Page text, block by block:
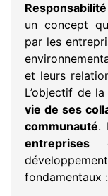
un concept
par les
et leurs
L’objectif de
vie de ses
communauté.
entreprises
fondamentaux :